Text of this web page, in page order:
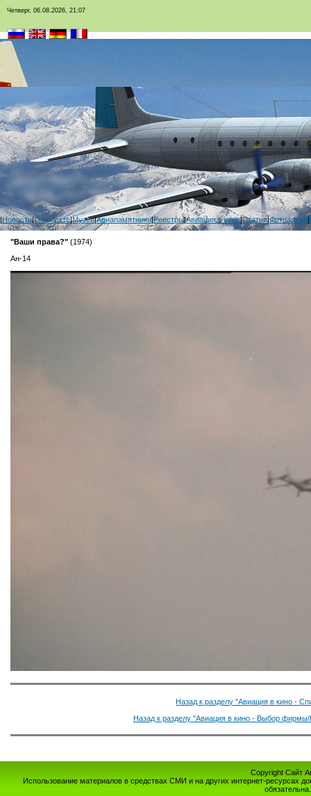
Четверг, 06.08.2026, 21:07
|Новости|О проекте|Музеи|Авиапамятники|Реестры|Авиация в кино|Статьи|Фотоархив|
"Ваши права?" (1974)
Ан-14
Назад к разделу "Авиация в кино -
Назад к разделу "Авиация в кино - Выбор фирмы/
Copyright Сайт
Использование материалов в средствах СМИ и на других интернет-ресурсах
обязательна.